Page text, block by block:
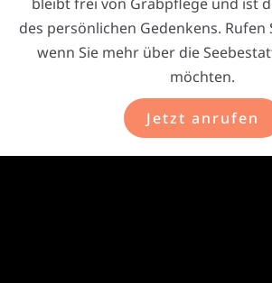
des persönlichen Gedenkens. Rufen
wenn Sie mehr über die
möchten.
Jetzt anrufen